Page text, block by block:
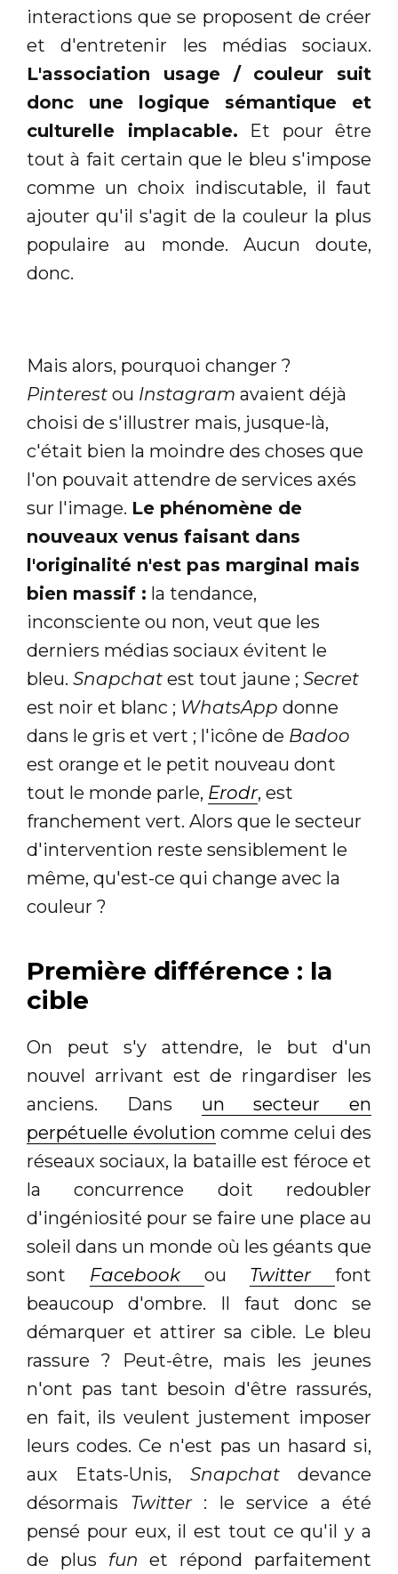
interactions que se proposent de créer
et d'entretenir les médias sociaux.
L'association usage / couleur suit
donc une logique sémantique et
culturelle implacable. Et pour être
tout à fait certain que le bleu s'impose
comme un choix indiscutable, il faut
ajouter qu'il s'agit de la couleur la plus
populaire au monde. Aucun doute,
donc.
Mais alors, pourquoi changer ?
Pinterest ou Instagram avaient déjà
choisi de s'illustrer mais, jusque-là,
c'était bien la moindre des choses que
l'on pouvait attendre de services axés
sur l'image. Le phénomène de
nouveaux venus faisant dans
l'originalité n'est pas marginal mais
bien massif : la tendance,
inconsciente ou non, veut que les
derniers médias sociaux évitent le
bleu. Snapchat est tout jaune ; Secret
est noir et blanc ; WhatsApp donne
dans le gris et vert ; l'icône de Badoo
est orange et le petit nouveau dont
tout le monde parle, Erodr, est
franchement vert. Alors que le secteur
d'intervention reste sensiblement le
même, qu'est-ce qui change avec la
couleur ?
Première différence : la
cible
On peut s'y attendre, le but d'un
nouvel arrivant est de ringardiser les
anciens. Dans un secteur en
perpétuelle évolution comme celui des
réseaux sociaux, la bataille est féroce et
la concurrence doit redoubler
d'ingéniosité pour se faire une place au
soleil dans un monde où les géants que
sont Facebook ou Twitter font
beaucoup d'ombre. Il faut donc se
démarquer et attirer sa cible. Le bleu
rassure ? Peut-être, mais les jeunes
n'ont pas tant besoin d'être rassurés,
en fait, ils veulent justement imposer
leurs codes. Ce n'est pas un hasard si,
aux Etats-Unis, Snapchatdevance
désormais Twitter: le service a été
pensé pour eux, il est tout ce qu'il y a
de plus funet répond parfaitement